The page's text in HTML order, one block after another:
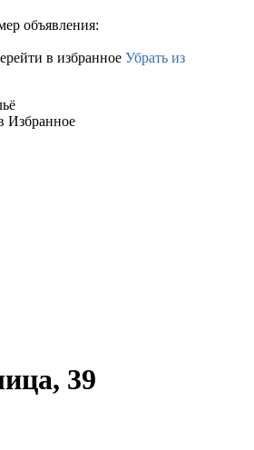
объявления:
в избранное Убрать из
Избранное
39